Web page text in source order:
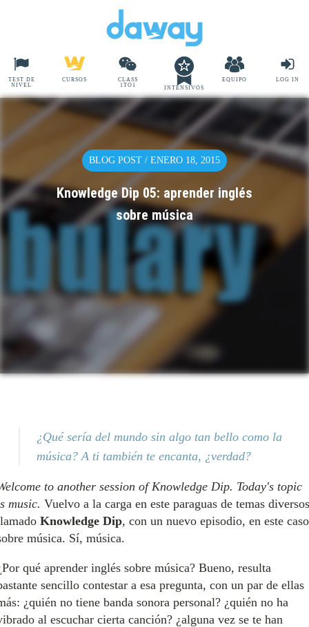
TEST DE
NIVEL
CURSOS
CLASS
1TO1
INTENSIVOS
EQUIPO LOG IN
BLOG POST / ENERO 18, 2015
Knowledge Dip 05: aprender inglés
sobre música
¿Qué sería del mundo sin algo tan bello como la
música? A ti también te encanta, ¿verdad?
to another session of Knowledge Dip. Today's topic
music. Vuelvo a la carga en este paraguas de temas diversos
Knowledge Dip, con un nuevo episodio, en este caso
música. Sí, música.
qué aprender inglés sobre música? Bueno, resulta
sencillo contestar a esa pregunta, con un par de ellas
¿quién no tiene banda sonora personal? ¿quién no ha
al escuchar cierta canción? ¿alguna vez se te han